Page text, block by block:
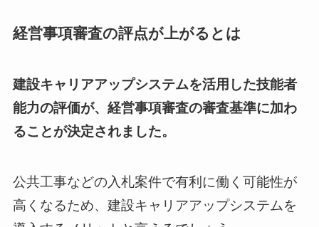
経営事項審査の評点が上がるとは
建設キャリアアップシステムを活用した技能者
能力の評価が、経営事項審査の審査基準に加わ
ることが決定されました。
公共工事などの入札案件で有利に働く可能性が
高くなるため、建設キャリアアップシステムを